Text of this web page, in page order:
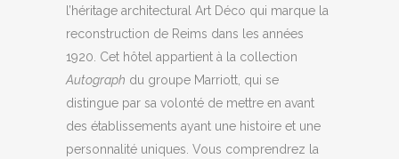
l’héritage architectural Art Déco qui marque la
reconstruction de Reims dans les années
1920. Cet hôtel appartient à la collection
Autograph du groupe Marriott, qui se
distingue par sa volonté de mettre en avant
des établissements ayant une histoire et une
personnalité uniques. Vous comprendrez la